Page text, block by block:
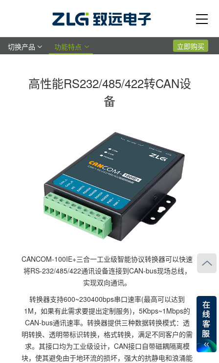
切换产品 功能特点 立即购买
高性能RS232/485/422转CAN设
备
CANCOM-100IE+三合一工业级智能协议转换器可以快速
将RS-232/485/422通讯设备连接到CAN-bus现场总线，
实现双向通讯。
转换器支持600~230400bps串口速率(最高可以达到
1M，如果有此需求要提出定制服务)，5Kbps~1Mbps的
CAN-bus通讯速率。转换器提供三种数据转换模式：透
明转换、透明带标识转换，格式转换，满足不同客户的需
求。其接口均为工业级设计，CAN接口自带磁耦隔离模
块，使其避免由于地环流的损坏，强大的抗静电和浪涌能